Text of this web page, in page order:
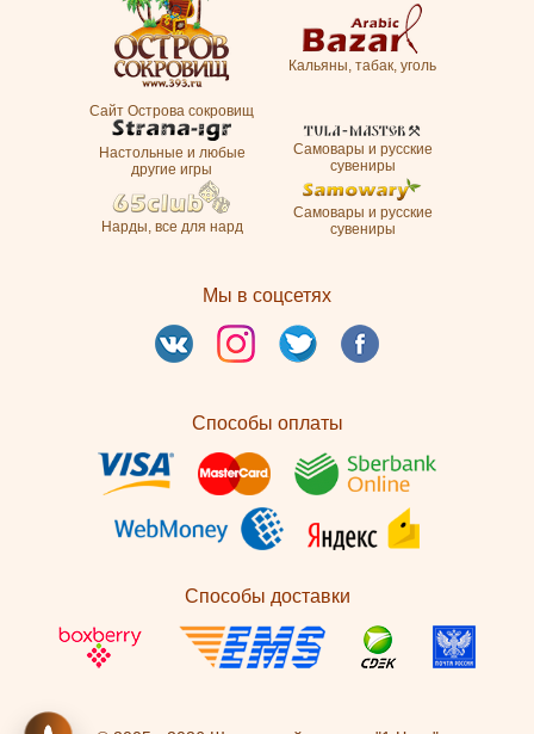
Сайт Острова сокровищ
Кальяны, табак, уголь
Настольные и любые
другие игры
Самовары и русские
сувениры
Нарды, все для нард
Самовары и русские
сувениры
Мы в соцсетях
Способы оплаты
Способы доставки